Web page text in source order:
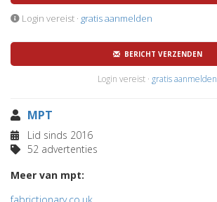
Login vereist · gratis aanmelden
BERICHT VERZENDEN
Login vereist · gratis aanmelden
MPT
Lid sinds 2016
52 advertenties
Meer van mpt: